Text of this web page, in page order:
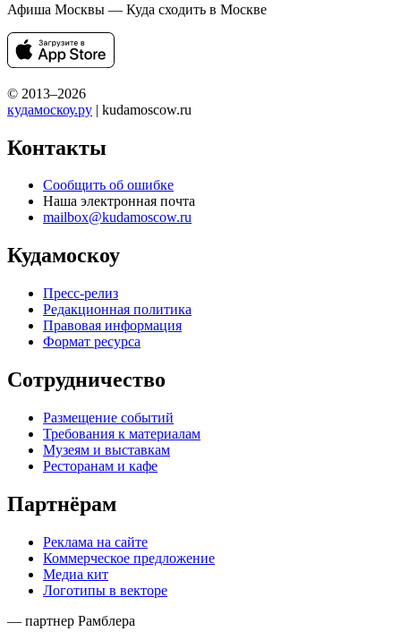
Афиша Москвы — Куда сходить в Москве
© 2013–2026
кудамоскоу.ру | kudamoscow.ru
Контакты
Сообщить об ошибке
Наша электронная почта
mailbox@kudamoscow.ru
Кудамоскоу
Пресс-релиз
Редакционная политика
Правовая информация
Формат ресурса
Сотрудничество
Размещение событий
Требования к материалам
Музеям и выставкам
Ресторанам и кафе
Партнёрам
Реклама на сайте
Коммерческое предложение
Медиа кит
Логотипы в векторе
— партнер Рамблера